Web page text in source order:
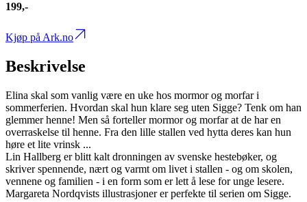
199,-
Kjøp på Ark.no
Beskrivelse
Elina skal som vanlig være en uke hos mormor og morfar i
sommerferien. Hvordan skal hun klare seg uten Sigge? Tenk om han
glemmer henne! Men så forteller mormor og morfar at de har en
overraskelse til henne. Fra den lille stallen ved hytta deres kan hun
høre et lite vrinsk ...
Lin Hallberg er blitt kalt dronningen av svenske hestebøker, og
skriver spennende, nært og varmt om livet i stallen - og om skolen,
vennene og familien - i en form som er lett å lese for unge lesere.
Margareta Nordqvists illustrasjoner er perfekte til serien om Sigge.